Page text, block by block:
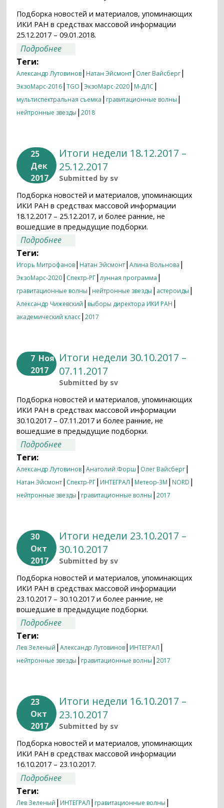
Подборка новостей и материалов, упоминающих
ИКИ РАН в средствах массовой информации
25.12.2017 – 09.01.2018.
Подробнее
Теги:
Александр Лутовинов| Натан Эйсмонт| Олег Вайсберг|
ЭкзоМарс-2016|TGO |ЭкзоМарс-2020| М-ДЛС |
мультиспектральная съемка | гравитационные волны |
нейтронные звезды |2018
25
Дек
2017
Итоги недели 18.12.2017 –
25.12.2017
Submitted by sv
Подборка новостей и материалов, упоминающих
ИКИ РАН в средствах массовой информации
18.12.2017 – 25.12.2017, и более ранние, не
вошедшие в предыдущие подборки.
Подробнее
Теги:
Игорь Митрофанов| Натан Эйсмонт|Алина Вольнова |
ЭкзоМарс-2020| Спектр-РГ|лунная программа |
гравитационные волны | нейтронные звезды | астероиды |
Александр Чижевский | выборы директора ИКИ РАН |
академический класс|2017
7 Ноя
2017
Итоги недели 30.10.2017 –
07.11.2017
Submitted by sv
Подборка новостей и материалов, упоминающих
ИКИ РАН в средствах массовой информации
30.10.2017 – 07.11.2017 и более ранние, не
вошедшие в предыдущие подборки.
Подробнее
Теги:
Александр Лутовинов|Анатолий Форш | Олег Вайсберг|
Натан Эйсмонт| Спектр-РГ| ИНТЕГРАЛ | Метеор-3М | NORD |
нейтронные звезды | гравитационные волны |2017
30
Окт
2017
Итоги недели 23.10.2017 –
30.10.2017
Submitted by sv
Подборка новостей и материалов, упоминающих
ИКИ РАН в средствах массовой информации
23.10.2017 – 30.10.2017 и более ранние, не
вошедшие в предыдущие подборки.
Подробнее
Теги:
Лев Зеленый |Александр Лутовинов| ИНТЕГРАЛ |
нейтронные звезды | гравитационные волны |2017
23
Окт
2017
Итоги недели 16.10.2017 –
23.10.2017
Submitted by sv
Подборка новостей и материалов, упоминающих
ИКИ РАН в средствах массовой информации
16.10.2017 – 23.10.2017.
Подробнее
Теги:
Лев Зеленый | ИНТЕГРАЛ | гравитационные волны |